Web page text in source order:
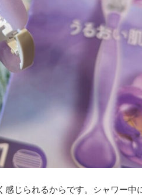
じられるからです。シャワー中